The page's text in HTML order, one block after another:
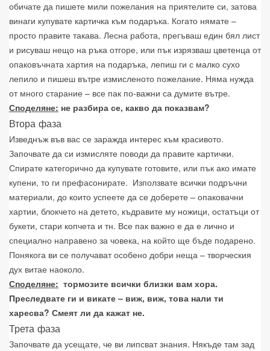
обичате да пишете мили пожелания на приятелите си, затова
винаги купувате картичка към подаръка. Когато нямате –
просто правите такава. Лесна работа, прегъваш един бял лист
и рисуваш нещо на ръка отгоре, или пък изрязваш цветенца от
опаковъчната хартия на подаръка, лепиш ги с малко сухо
лепило и пишеш вътре измисленото пожелание. Няма нужда
от много старание – все пак по-важни са думите вътре.
Споделяне: не разбира се, какво да показвам?
Втора фаза
Изведнъж във вас се заражда интерес към красивото.
Започвате да си измисляте поводи да правите картички.
Спирате категорично да купувате готовите, или пък ако имате
купени, то ги префасонирате. Използвате всички подръчни
материали, до които успеете да се доберете – опаковачни
хартии, блокчето на детето, къдравите му ножици, остатъци от
букети, стари копчета и тн. Все пак важно е да е лично и
специално направено за човека, на който ще бъде подарено.
Понякога ви се получават особено добри неща – творческия
дух витае наоколо.
Споделяне: тормозите всички близки вам хора.
Преследвате ги и викате – виж, виж, това нали ти
харесва? Смеят ли да кажат не.
Трета фаза
Започвате да усещате, че ви липсват знания. Някъде там зад